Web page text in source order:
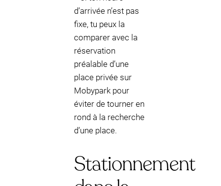
d’arrivée n’est pas
fixe, tu peux la
comparer avec la
réservation
préalable d’une
place privée sur
Mobypark pour
éviter de tourner en
rond à la recherche
d’une place.
Stationnement